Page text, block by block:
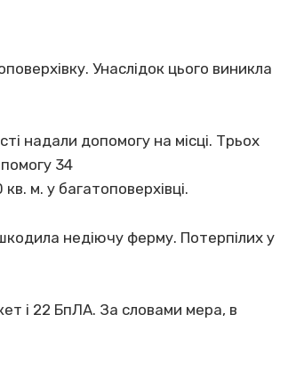
Унаслідок цього виникла
надали допомогу на місці. Трьох
34
м. у багатоповерхівці.
недіючу ферму. Потерпілих у
і 22 БпЛА. За словами мера, в